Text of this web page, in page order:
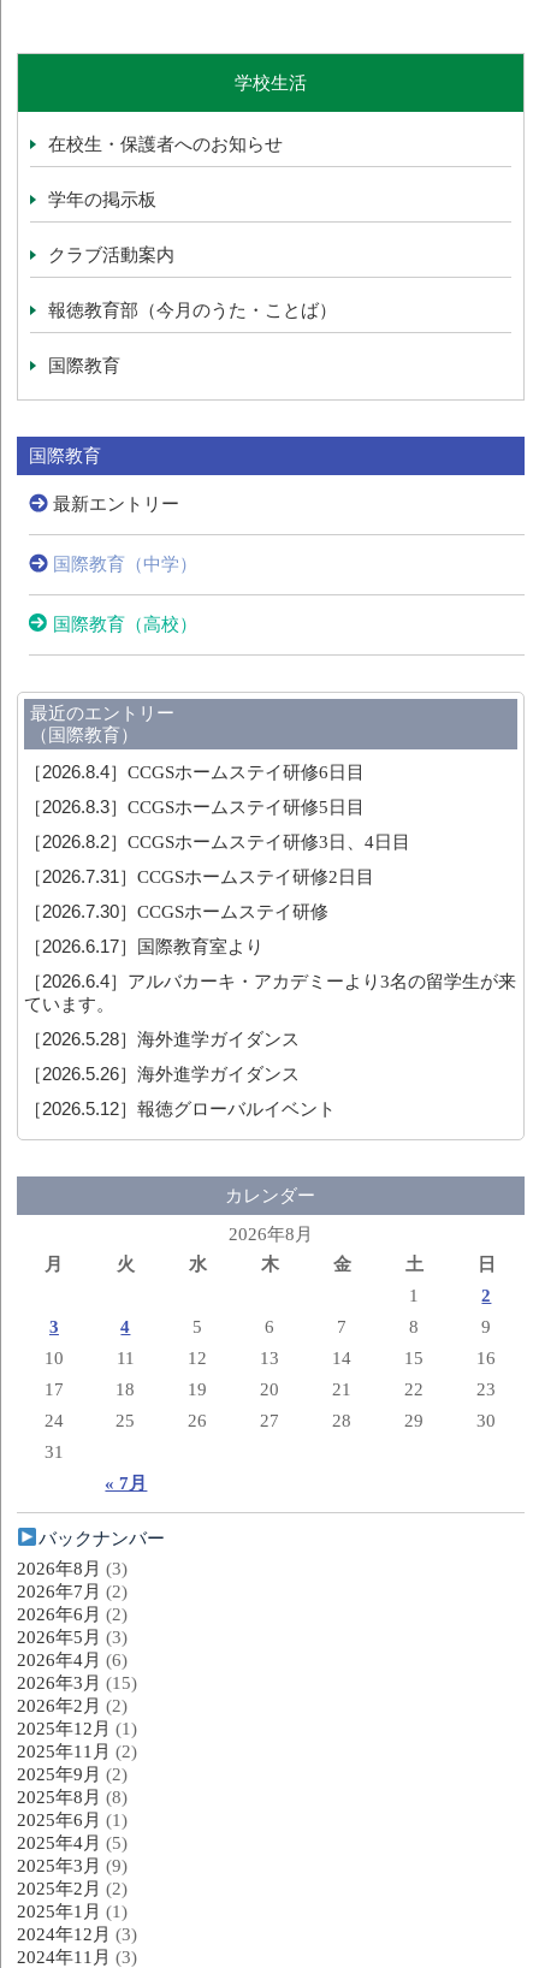
学校生活
在校生・保護者へのお知らせ
学年の掲示板
クラブ活動案内
報徳教育部（今月のうた・ことば）
国際教育
国際教育
最新エントリー
国際教育（中学）
国際教育（高校）
最近のエントリー
（国際教育）
［2026.8.4］CCGSホームステイ研修6日目
［2026.8.3］CCGSホームステイ研修5日目
［2026.8.2］CCGSホームステイ研修3日、4日目
［2026.7.31］CCGSホームステイ研修2日目
［2026.7.30］CCGSホームステイ研修
［2026.6.17］ 国際教育室より
［2026.6.4］ アルバカーキ・アカデミーより3名の留学生が来
ています。
［2026.5.28］海外進学ガイダンス
［2026.5.26］海外進学ガイダンス
［2026.5.12］報徳グローバルイベント
カレンダー
2026年8月
月
火 水 木 金 土 日
« 7月
1
2
3
4 5 6 7 8
9
10
11 12 13 14 15
16
17
18 19 20 21 22
23
24
25 26 27 28 29
30
31
バックナンバー
2026年8月 (3)
2026年7月 (2)
2026年6月 (2)
2026年5月 (3)
2026年4月 (6)
2026年3月 (15)
2026年2月 (2)
2025年12月 (1)
2025年11月 (2)
2025年9月 (2)
2025年8月 (8)
2025年6月 (1)
2025年4月 (5)
2025年3月 (9)
2025年2月 (2)
2025年1月 (1)
2024年12月 (3)
2024年11月 (3)